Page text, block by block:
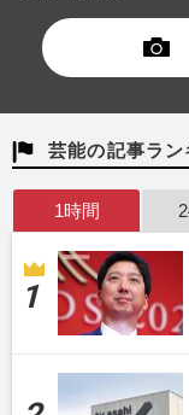
芸能の記事ラ
1時間